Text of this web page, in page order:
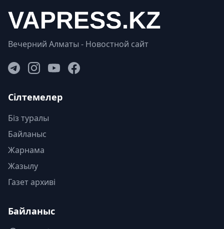
Вечерний Алматы - Новостной сайт
Сілтемелер
Біз туралы
Байланыс
Жарнама
Жазылу
Газет архиві
Байланыс